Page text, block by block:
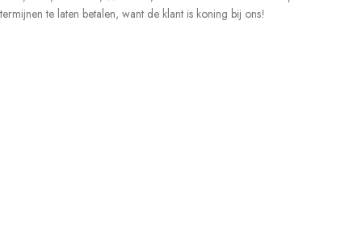
termijnen te laten betalen, want de klant is koning bij ons!